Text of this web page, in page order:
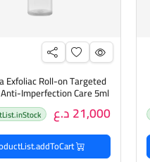
Exfoliac Roll-on Targeted
المستهدفة المضادة
21,000 د.ع
productList.addToCart